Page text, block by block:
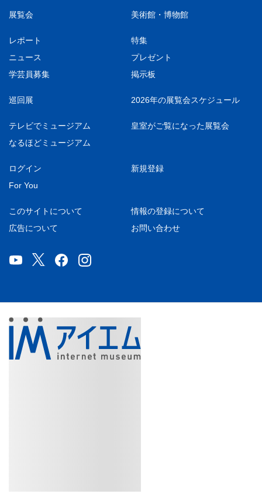
展覧会 美術館・博物館
レポート
特集
ニュース
プレゼント
学芸員募集
掲示板
巡回展 2026年の展覧会スケジュール
テレビでミュージアム
皇室がご覧になった展覧会
なるほどミュージアム
ログイン
新規登録
For You
このサイトについて
情報の登録について
広告について
お問い合わせ